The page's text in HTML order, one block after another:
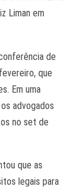
Liman em
de
que
Em uma
advogados
no set de
que as
legais para